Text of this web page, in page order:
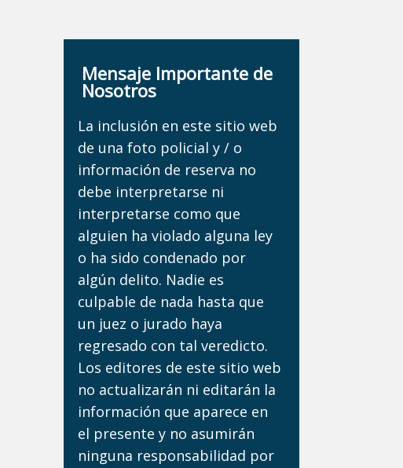
Mensaje Importante de
Nosotros
La inclusión en este sitio web
de una foto policial y / o
información de reserva no
debe interpretarse ni
interpretarse como que
alguien ha violado alguna ley
o ha sido condenado por
algún delito. Nadie es
culpable de nada hasta que
un juez o jurado haya
regresado con tal veredicto.
Los editores de este sitio web
no actualizarán ni editarán la
información que aparece en
el presente y no asumirán
ninguna responsabilidad por